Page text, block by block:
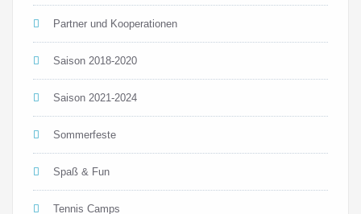
Partner und Kooperationen
Saison 2018-2020
Saison 2021-2024
Sommerfeste
Spaß & Fun
Tennis Camps